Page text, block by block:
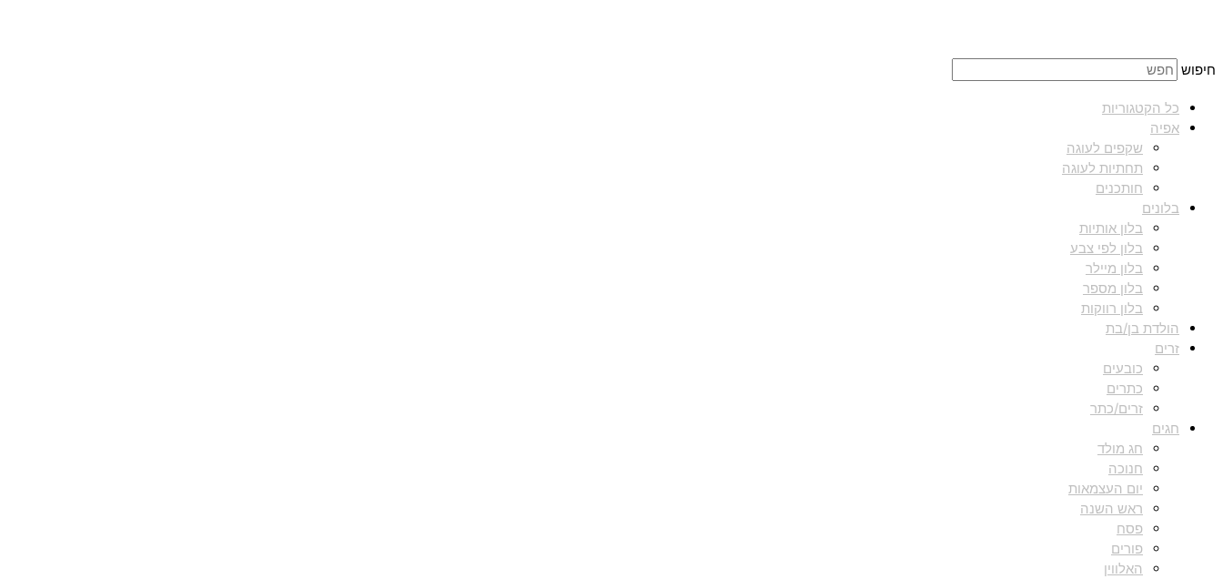
חיפוש
כל הקטגוריות
אפיה
שקפים לעוגה
תחתיות לעוגה
חותכנים
בלונים
בלון אותיות
בלון לפי צבע
בלון מיילר
בלון מספר
בלון רווקות
הולדת בן/בת
זרים
כובעים
כתרים
זרים/כתר
חגים
חג מולד
חנוכה
יום העצמאות
ראש השנה
פסח
פורים
האלווין